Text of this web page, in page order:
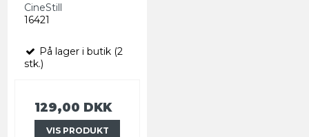
CineStill
16421
På lager i butik (2
stk.)
129,00 DKK
VIS PRODUKT